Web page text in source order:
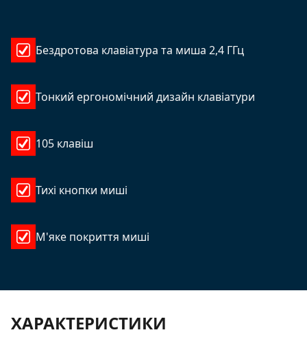
Бездротова клавіатура та миша 2,4 ГГц
Тонкий ергономічний дизайн клавіатури
105 клавіш
Тихі кнопки миші
М'яке покриття миші
ХАРАКТЕРИСТИКИ